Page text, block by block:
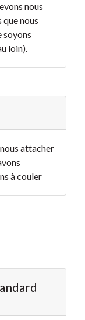
nous
que nous
soyons
loin).
attacher
à couler